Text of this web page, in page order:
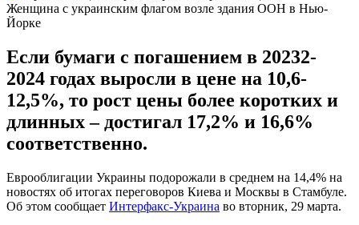
Женщина с украинским флагом возле здания ООН в Нью-
Йорке
Если бумаги с погашением в 20232-
2024 годах выросли в цене на 10,6-
12,5%, то рост цены более коротких и
длинных – достигал 17,2% и 16,6%
соответственно.
Еврооблигации Украины подорожали в среднем на 14,4% на
новостях об итогах переговоров Киева и Москвы в Стамбуле.
Об этом сообщает Интерфакс-Украина во вторник, 29 марта.